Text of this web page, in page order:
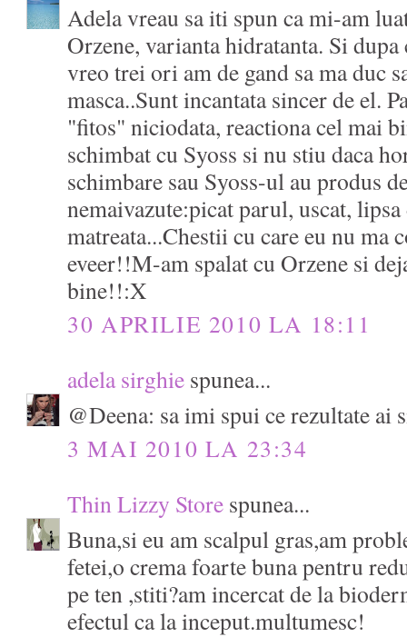
Adela vreau sa iti spun ca mi-am
Orzene, varianta hidratanta. Si
vreo trei ori am de gand sa ma duc
masca..Sunt incantata sincer de el.
"fitos" niciodata, reactiona cel mai
schimbat cu Syoss si nu stiu daca
schimbare sau Syoss-ul au produs
nemaivazute:picat parul, uscat,
matreata...Chestii cu care eu nu ma
eveer!!M-am spalat cu Orzene si
bine!!:X
30 APRILIE 2010 LA 18:11
adela sirghie spunea...
@Deena: sa imi spui ce rezultate ai
3 MAI 2010 LA 23:34
Thin Lizzy Store spunea...
Buna,si eu am scalpul gras,am
fetei,o crema foarte buna pentru
pe ten ,stiti?am incercat de la
efectul ca la inceput.multumesc!